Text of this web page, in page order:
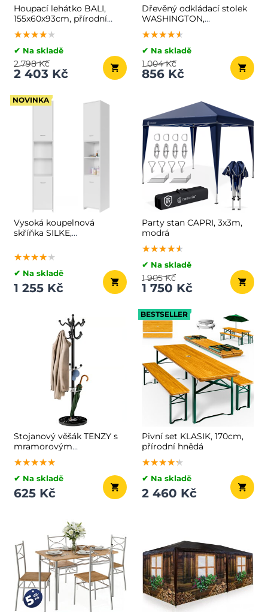
Houpací lehátko BALI,
155x60x93cm, přírodní
hnědá
★★★★★
★★★★★
★★★★★
✔ Na skladě
2 403 Kč
2 798 Kč
Dřevěný odkládací stolek
WASHINGTON,
45x45x45cm, hnědá
★★★★★
★★★★★
★★★★★
✔ Na skladě
856 Kč
1 004 Kč
NOVINKA
Vysoká koupelnová
skříňka SILKE,
★★★★★
★★★★★
★★★★★
✔ Na skladě
1 255 Kč
Party stan CAPRI, 3x3m,
modrá
★★★★★
★★★★★
★★★★★
✔ Na skladě
1 750 Kč
1 905 Kč
Stojanový věšák TENZY s
mramorovým
podstavcem, 37x173cm,
černá
★★★★★
★★★★★
★★★★★
✔ Na skladě
625 Kč
BESTSELLER
Pivní set KLASIK, 170cm,
přírodní hnědá
★★★★★
★★★★★
★★★★★
✔ Na skladě
2 460 Kč